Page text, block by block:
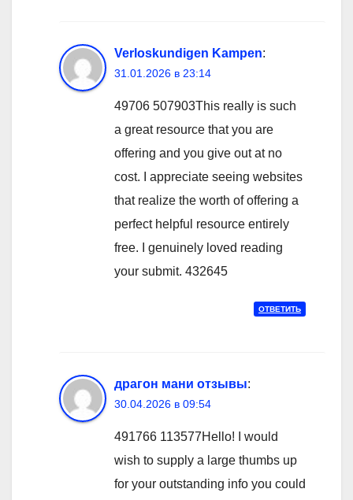
Verloskundigen Kampen:
31.01.2026 в 23:14
49706 507903This really is such
a great resource that you are
offering and you give out at no
cost. I appreciate seeing websites
that realize the worth of offering a
perfect helpful resource entirely
free. I genuinely loved reading
your submit. 432645
ОТВЕТИТЬ
драгон мани отзывы:
30.04.2026 в 09:54
491766 113577Hello! I would
wish to supply a large thumbs up
for your outstanding info you could